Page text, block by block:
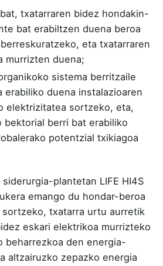
txatarraren bidez hondakin-
bat erabiltzen duena beroa
eta txatarraren
murrizten duena;
sistema berritzaile
erabiliko duena instalazioaren
elektrizitatea sortzeko, eta,
bektorial berri bat erabiliko
potentzial txikiagoa
plantetan LIFE HI4S
emango du hondar-beroa
txatarra urtu aurretik
eskari elektrikoa murrizteko
beharrezkoa den energia-
altzairuzko zepazko energia